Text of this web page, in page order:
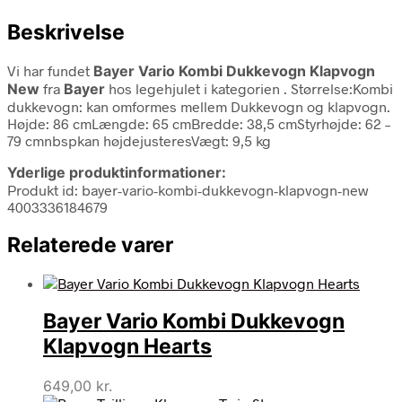
Beskrivelse
Vi har fundet Bayer Vario Kombi Dukkevogn Klapvogn
New fra Bayer hos legehjulet i kategorien . Størrelse:Kombi
dukkevogn: kan omformes mellem Dukkevogn og klapvogn.
Højde: 86 cmLængde: 65 cmBredde: 38,5 cmStyrhøjde: 62 –
79 cmnbspkan højdejusteresVægt: 9,5 kg
Yderlige produktinformationer:
Produkt id: bayer-vario-kombi-dukkevogn-klapvogn-new
4003336184679
Relaterede varer
Bayer Vario Kombi Dukkevogn
Klapvogn Hearts
649,00 kr.